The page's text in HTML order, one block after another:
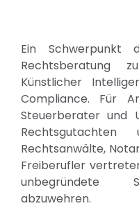
Ein
Rechtsberatung
Künstlicher
Compliance. Für
Steuerberater und
Rechtsgutachten
Rechtsanwälte,
Freiberufler
unbegründete
abzuwehren.